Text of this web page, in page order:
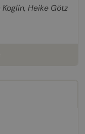
, Heike Götz